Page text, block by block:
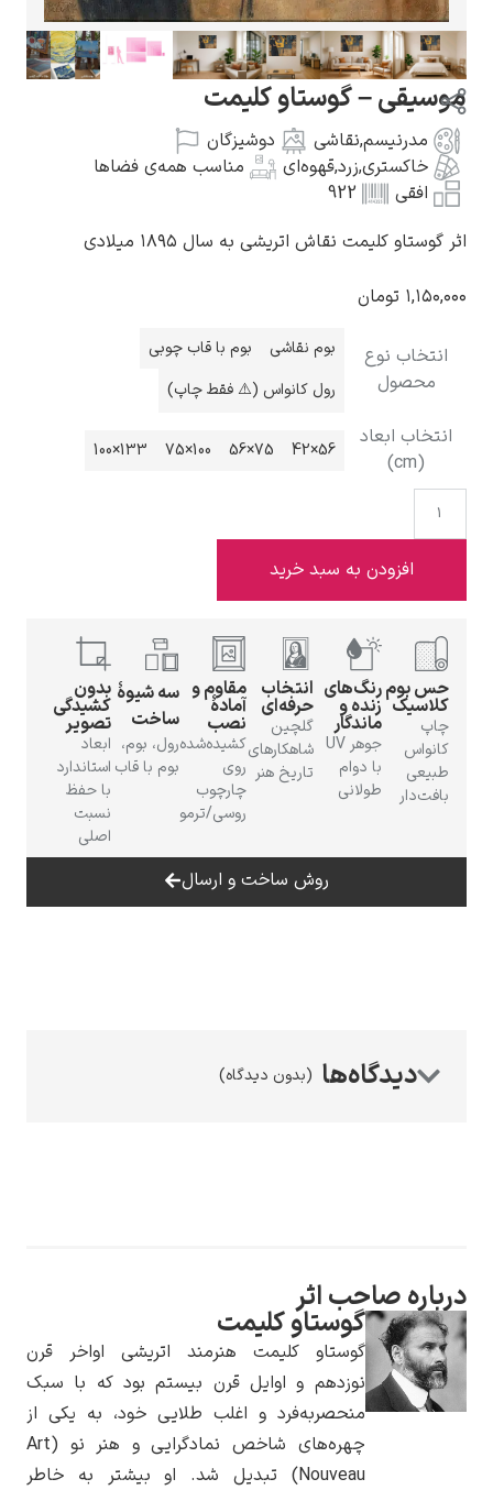
گوستاو کلیمت
ادوارد مونک
کامی پیسارو
ادوارد هاپر
ادگار دگا
پیر آگوست رنوآر
پل سزان
– گوستاو کلیمت
مدرنیسم,نقاشی
دوشیزگان
خاکستری,زرد,قهوه‌ای
مناسب همه‌ی فضاها
افقی
922
کلیمت نقاش اتریشی به سال ۱۸۹۵ میلادی
تومان
نوع
محصول
بوم نقاشی
بوم با قاب چوبی
رول کانواس (⚠️ فقط چاپ)
ابعاد
56×42
75×56
100×75
133×100
افزودن به سبد خرید
بومرنگ‌های
زنده و
ماندگار
جوهر UV
با دوام
طولانی
انتخاب
حرفه‌ای
گلچین
شاهکارهای
تاریخ هنر
مقاوم و
آمادهٔ
نصب
کشیده‌شده
روی
چارچوب
روسی/ترمو
سه شیوهٔ
ساخت
رول، بوم،
بوم با قاب
بدون
کشیدگی
تصویر
ابعاد
استاندارد
روش ساخت و ارسال
(بدون دیدگاه)
صاحب اثر
گوستاو کلیمت
گوستاو کلیمت هنرمند اتریشی اواخر قرن
نوزدهم و اوایل قرن بیستم بود که با سبک
منحصربه‌فرد و اغلب طلایی خود، به یکی از
چهره‌های شاخص نمادگرایی و هنر نو (Art
Nouveau) تبدیل شد. او بیشتر به خاطر